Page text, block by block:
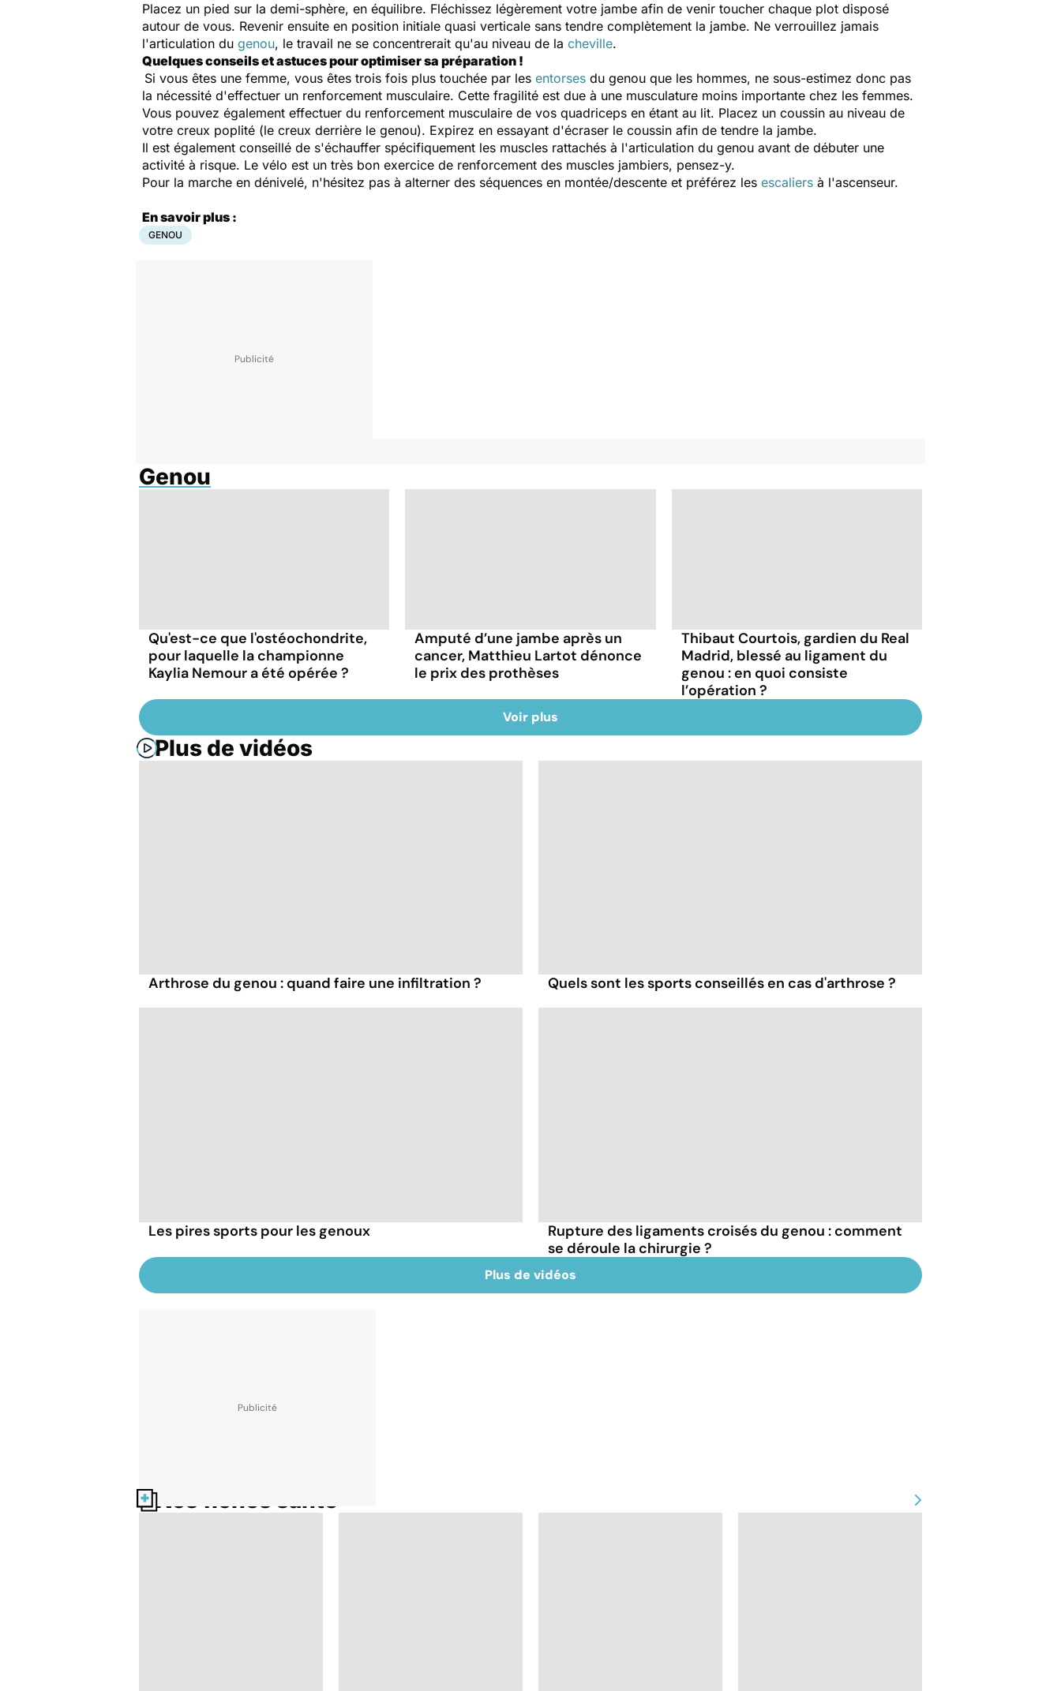
Placez un pied sur la demi-sphère, en équilibre. Fléchissez légèrement votre jambe afin de venir toucher chaque plot disposé
autour de vous. Revenir ensuite en position initiale quasi verticale sans tendre complètement la jambe. Ne verrouillez jamais
l'articulation du genou, le travail ne se concentrerait qu'au niveau de la cheville.
Quelques conseils et astuces pour optimiser sa préparation !
Si vous êtes une femme, vous êtes trois fois plus touchée par les entorses du genou que les hommes, ne sous-estimez donc pas
la nécessité d'effectuer un renforcement musculaire. Cette fragilité est due à une musculature moins importante chez les femmes.
Vous pouvez également effectuer du renforcement musculaire de vos quadriceps en étant au lit. Placez un coussin au niveau de
votre creux poplité (le creux derrière le genou). Expirez en essayant d'écraser le coussin afin de tendre la jambe.
Il est également conseillé de s'échauffer spécifiquement les muscles rattachés à l'articulation du genou avant de débuter une
activité à risque. Le vélo est un très bon exercice de renforcement des muscles jambiers, pensez-y.
Pour la marche en dénivelé, n'hésitez pas à alterner des séquences en montée/descente et préférez les escaliers à l'ascenseur.
En savoir plus :
GENOU
Genou
Qu'est-ce que l'ostéochondrite,
pour laquelle la championne
Kaylia Nemour a été opérée ?
Amputé d’une jambe après un
cancer, Matthieu Lartot dénonce
le prix des prothèses
Thibaut Courtois, gardien du Real
Madrid, blessé au ligament du
genou : en quoi consiste
l’opération ?
Voir plus
Plus de vidéos
Arthrose du genou : quand faire une infiltration ? Quels sont les sports conseillés en cas d'arthrose ?
Les pires sports pour les genoux
Rupture des ligaments croisés du genou : comment
se déroule la chirurgie ?
Plus de vidéos
Nos fiches santé